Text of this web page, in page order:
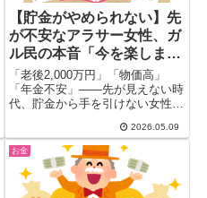
【貯金がやめられない】先
が不安なアラサー女性、ガ
ル民の本音「今を楽しまな
いと…」
「老後2,000万円」「物価高」
「年金不安」――先が見えない時
代、貯金から手を引けない女性が
2026.05.09
お金